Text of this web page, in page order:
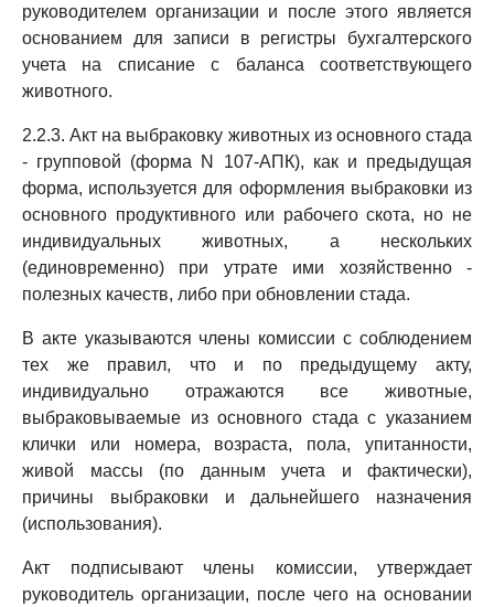
руководителем организации и после этого является
основанием для записи в регистры бухгалтерского
учета на списание с баланса соответствующего
животного.
2.2.3. Акт на выбраковку животных из основного стада
- групповой (форма N 107-АПК), как и предыдущая
форма, используется для оформления выбраковки из
основного продуктивного или рабочего скота, но не
индивидуальных животных, а нескольких
(единовременно) при утрате ими хозяйственно -
полезных качеств, либо при обновлении стада.
В акте указываются члены комиссии с соблюдением
тех же правил, что и по предыдущему акту,
индивидуально отражаются все животные,
выбраковываемые из основного стада с указанием
клички или номера, возраста, пола, упитанности,
живой массы (по данным учета и фактически),
причины выбраковки и дальнейшего назначения
(использования).
Акт подписывают члены комиссии, утверждает
руководитель организации, после чего на основании